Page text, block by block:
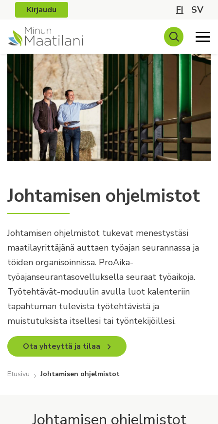
Kirjaudu FI SV
Johtamisen ohjelmistot
Johtamisen ohjelmistot tukevat menes­tystäsi
maatilayrittäjänä auttaen työajan seurannassa ja
töiden organisoinnissa. ProAika-
työajanseurantasovelluksella seuraat työaikoja.
Työtehtävät-moduulin avulla luot kalenteriin
tapahtuman tule­vista työtehtävistä ja
muistutuksista itsel­lesi tai työntekijöillesi.
Ota yhteyttä ja tilaa
Etusivu Johtamisen ohjelmistot
Johtamisen ohjelmistot